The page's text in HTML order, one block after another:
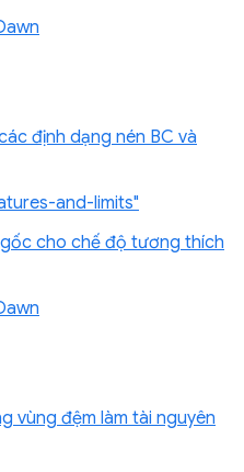
định dạng nén BC và
and-limits"
cho chế độ tương thích
vùng đệm làm tài nguyên